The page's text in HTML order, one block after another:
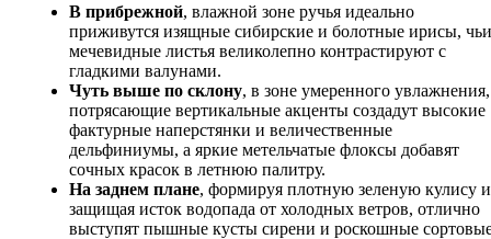
В прибрежной, влажной зоне ручья идеально
приживутся изящные сибирские и болотные ирисы, чьи
мечевидные листья великолепно контрастируют с
гладкими валунами.
Чуть выше по склону, в зоне умеренного увлажнения,
потрясающие вертикальные акценты создадут высокие
фактурные наперстянки и величественные
дельфиниумы, а яркие метельчатые флоксы добавят
сочных красок в летнюю палитру.
На заднем плане, формируя плотную зеленую кулису и
защищая исток водопада от холодных ветров, отлично
выступят пышные кусты сирени и роскошные